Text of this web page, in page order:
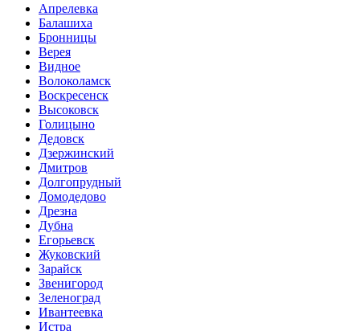
Апрелевка
Балашиха
Бронницы
Верея
Видное
Волоколамск
Воскресенск
Высоковск
Голицыно
Дедовск
Дзержинский
Дмитров
Долгопрудный
Домодедово
Дрезна
Дубна
Егорьевск
Жуковский
Зарайск
Звенигород
Зеленоград
Ивантеевка
Истра